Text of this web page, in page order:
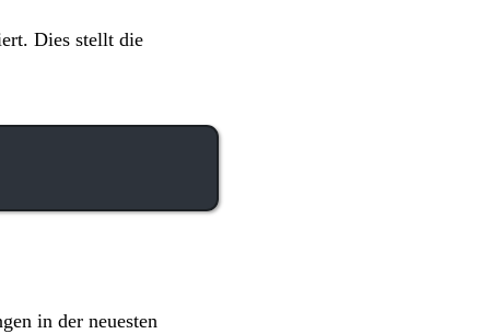
Dies stellt die
in der neuesten